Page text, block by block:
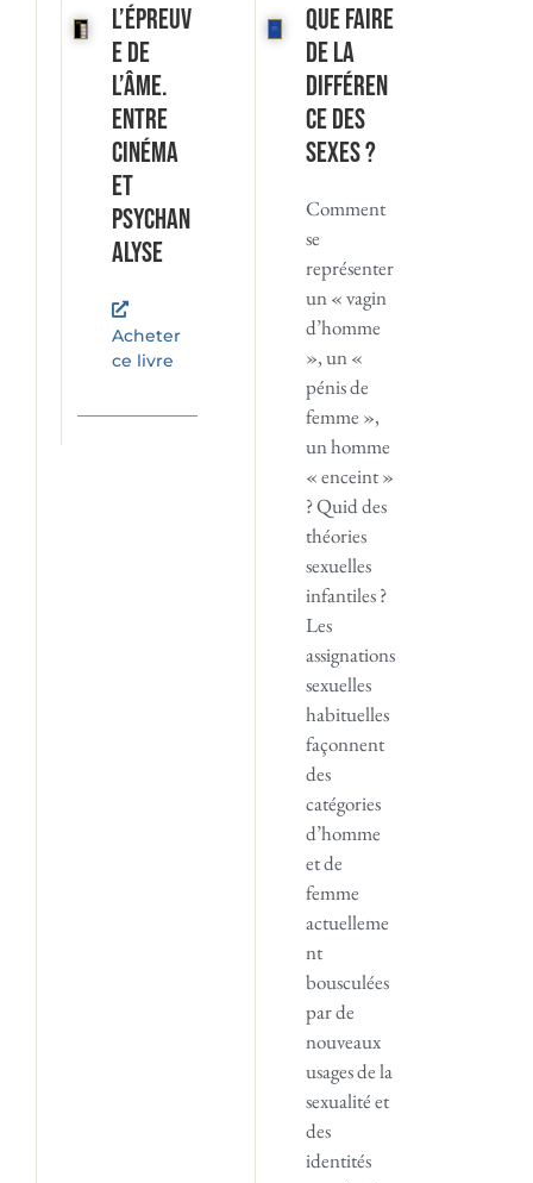
L’Épreuv
e de
l’âme.
Entre
cinéma
et
psychan
alyse
Acheter
ce livre
Que faire
de la
différen
ce des
sexes ?
Comment
se
représenter
un « vagin
d’homme
», un «
pénis de
femme »,
un homme
« enceint »
? Quid des
théories
sexuelles
infantiles ?
Les
assignations
sexuelles
habituelles
façonnent
des
catégories
d’homme
et de
femme
actuelleme
nt
bousculées
par de
nouveaux
usages de la
sexualité et
des
identités